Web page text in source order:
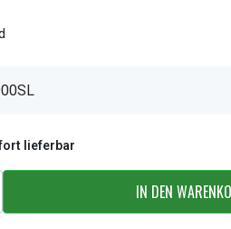
lieferbar
IN DEN